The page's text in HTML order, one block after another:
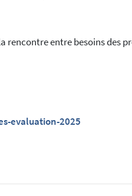
entre besoins des
evaluation-2025